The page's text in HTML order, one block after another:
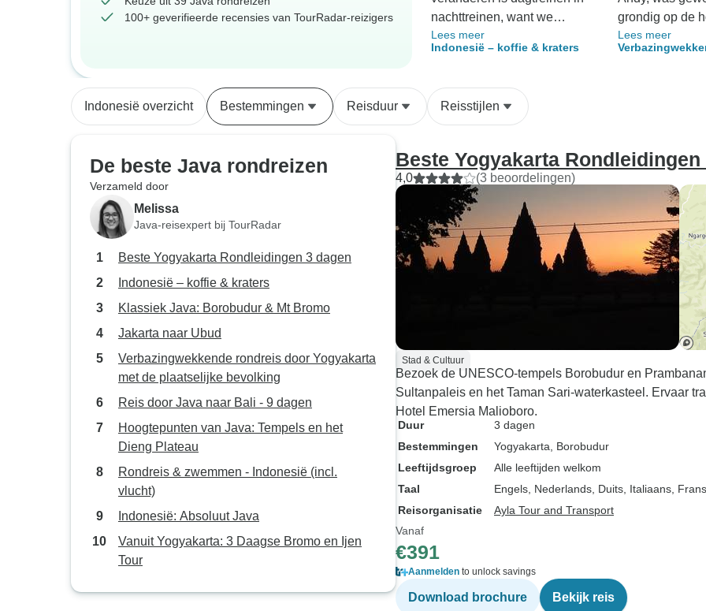
100+ geverifieerde recensies van TourRadar-reizigers
nachttreinen, want we
hadden wel wat andere
dingen kunnen doen tijdens
onze billen zitten :P
Lees meer
Indonesië – koffie & kraters
grondig op de
alles wat we
uitstekende
organiseerde 4
echt
Bij een paar
zorgden ze
gidsen van de
die super
en alles in
Het enige
ons bezoek
spelonk. Als
regenseizoen
met touw en
naar beneden
van de grot met
regenseizoen.
dat je in de
Lees meer
Indonesië overzicht Bestemmingen Reisduur Reisstijlen
De beste Java rondreizen
Verzameld door
Melissa
Java-reisexpert bij TourRadar
Beste Yogyakarta Rondleidingen 3 dagen
Indonesië – koffie & kraters
Klassiek Java: Borobudur & Mt Bromo
Jakarta naar Ubud
Verbazingwekkende rondreis door Yogyakarta
met de plaatselijke bevolking
Reis door Java naar Bali - 9 dagen
Hoogtepunten van Java: Tempels en het
Dieng Plateau
Rondreis & zwemmen - Indonesië (incl.
vlucht)
Indonesië: Absoluut Java
Vanuit Yogyakarta: 3 Daagse Bromo en Ijen
Tour
Beste Yogyakarta Rondleidingen
4,0 (3 beoordelingen)
Stad & Cultuur
Bezoek de UNESCO-tempels Borobudur en
Sultanpaleis en het Taman Sari-waterkasteel. Ervaar
Hotel Emersia Malioboro.
Duur
3 dagen
Bestemmingen
Yogyakarta , Borobudur
Leeftijdsgroep
Alle leeftijden welkom
Taal
Engels, Nederlands, Duits, Italiaans,
Reisorganisatie
Ayla Tour and Transport
Vanaf
€391
Aanmelden to unlock savings
Download brochure Bekijk reis